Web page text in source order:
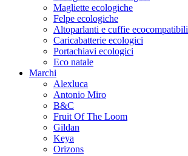
Magliette ecologiche
Felpe ecologiche
Altoparlanti e cuffie ecocompatibili
Caricabatterie ecologici
Portachiavi ecologici
Eco natale
Marchi
Alexluca
Antonio Miro
B&C
Fruit Of The Loom
Gildan
Keya
Orizons